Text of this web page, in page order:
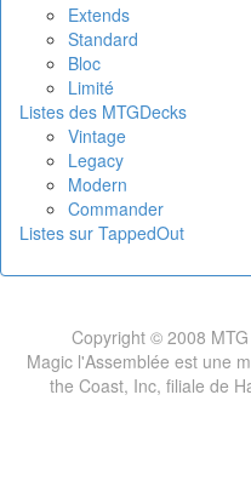
Extends
Standard
Bloc
Limité
Listes des MTGDecks
Vintage
Legacy
Modern
Commander
Listes sur TappedOut
Copyright © 2008
Magic l'Assemblée est une
the Coast, Inc, filiale de